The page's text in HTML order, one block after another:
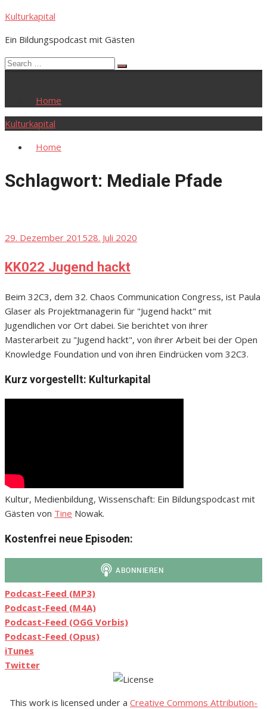
Skip
content
Kulturkapital
Ein Bildungspodcast mit Gästen
Search
Search
Home
Kulturkapital
Home
Schlagwort: Mediale Pfade
Posted
29. Dezember 201528. Juli 2020
KK022 Jugend hackt
Beim 32C3, dem 32. Chaos Communication Congress, ist Paula
Glaser als Projektmanagerin für "Jugend hackt" mit
Jugendlichen vor Ort dabei. Sie berichtet von ihrer
Masterarbeit zu "Jugend hackt", von ihrer Arbeit bei der Open
Knowledge Foundation und von ihren Eindrücken vom 32C3.
Kurz vorgestellt: Kulturkapital
Kultur, Medienbildung, Wissenschaft: Ein Bildungspodcast mit
Gästen von Tine Nowak.
Kostenfrei neue Episoden:
Podcast-Feed (MP3)
Podcast-Feed (M4A)
Podcast-Feed (OGG Vorbis)
Podcast-Feed (Opus)
iTunes
Twitter
This work is licensed under a Creative Commons Attribution-